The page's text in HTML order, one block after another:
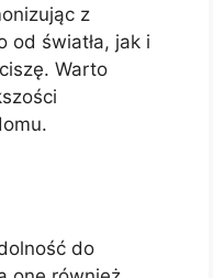
z
od światła, jak i
Warto
do